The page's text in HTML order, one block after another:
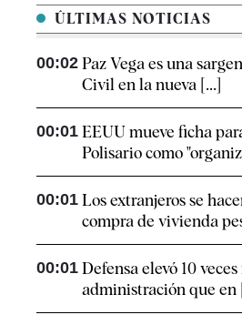
ÚLTIMAS NOTICIAS
00:02 Paz Vega es una
Civil en la nueva [...]
00:01 EEUU mueve ficha
Polisario como
00:01 Los extranjeros se
compra de vivienda
00:01 Defensa elevó 10
administración que en